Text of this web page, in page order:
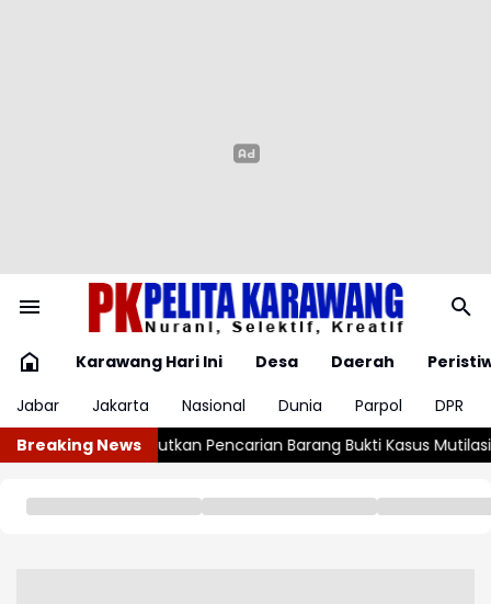
Karawang Hari Ini Desa Daerah
Jabar
Jakarta Nasional Dunia Parpol
DPR
Breaking News
Barang Bukti Kasus Mutilasi di Depok Jutaan Obat